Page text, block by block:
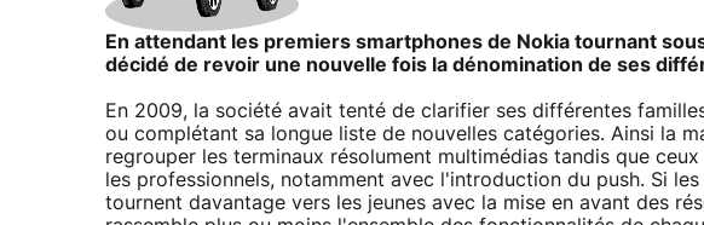
En attendant les premiers smartphones de Nokia tournant
décidé de revoir une nouvelle fois la dénomination de ses
En 2009, la société avait tenté de clarifier ses différentes
ou complétant sa longue liste de nouvelles catégories. Ainsi la
regrouper les terminaux résolument multimédias tandis que
les professionnels, notamment avec l'introduction du push. Si
tournent davantage vers les jeunes avec la mise en avant des